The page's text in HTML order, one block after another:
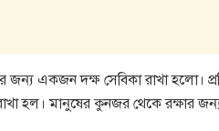
জন্য একজন দক্ষ সেবিকা রাখা হলো।
হল। মানুষের কুনজর থেকে রক্ষার